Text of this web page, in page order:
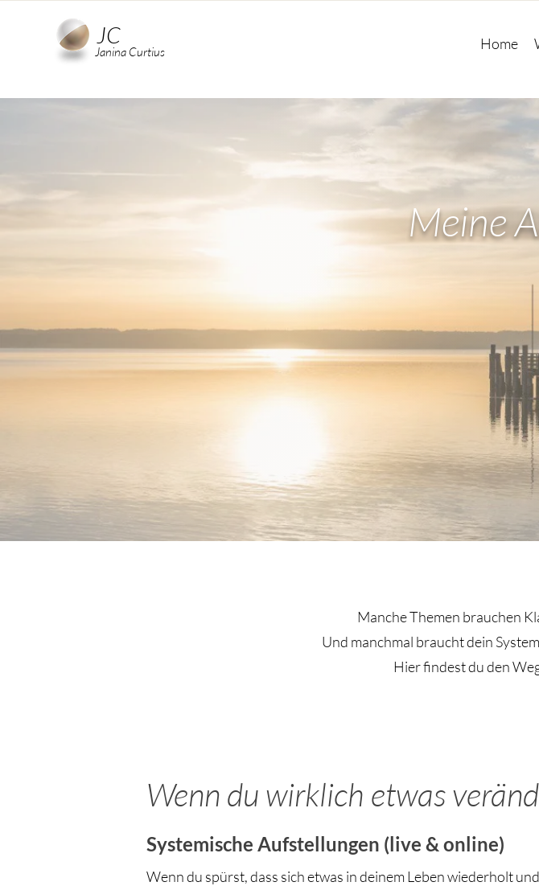
JC
Janina Curtius Home
Meine
Aufstellung (online) -
Manche Themen brauchen
Und manchmal braucht dein
Hier findest du den
Wenn du wirklich etwas
Systemische Aufstellungen (live & online)
Wenn du spürst, dass sich etwas in deinem Leben wiederholt